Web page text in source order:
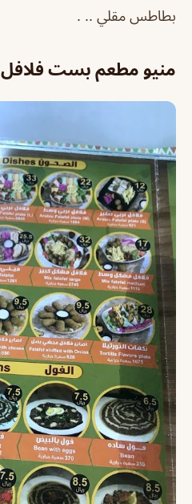
بطاطس مقلي .. .
منيو مطعم بست فلافل